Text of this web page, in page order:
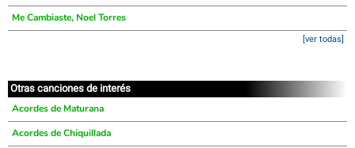
Me Cambiaste, Noel Torres
[ver todas]
Otras canciones de interés
Acordes de Maturana
Acordes de Chiquillada